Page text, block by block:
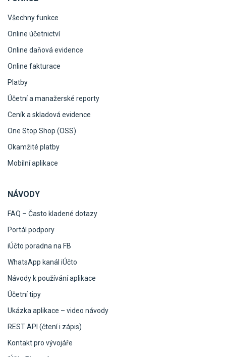
Všechny funkce
Online účetnictví
Online daňová evidence
Online fakturace
Platby
Účetní a manažerské reporty
Ceník a skladová evidence
One Stop Shop (OSS)
Okamžité platby
Mobilní aplikace
NÁVODY
FAQ – Často kladené dotazy
Portál podpory
iÚčto poradna na FB
WhatsApp kanál iÚčto
Návody k používání aplikace
Účetní tipy
Ukázka aplikace – video návody
REST API (čtení i zápis)
Kontakt pro vývojáře